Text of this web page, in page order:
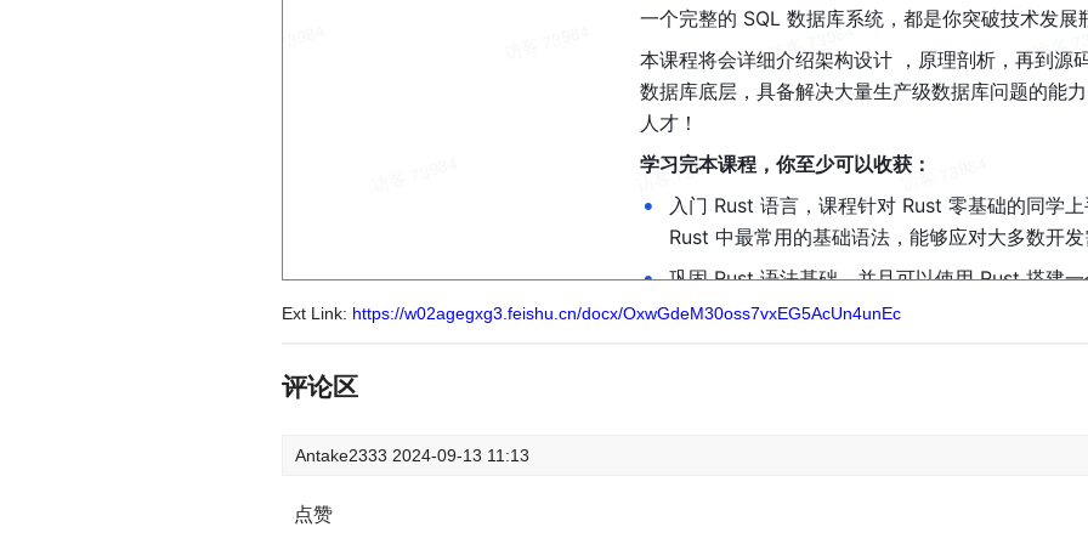
Ext Link: https://w02agegxg3.feishu.cn/docx/OxwGdeM30oss7vxEG5AcUn4unEc
评论区
Antake2333 2024-09-13 11:13
点赞